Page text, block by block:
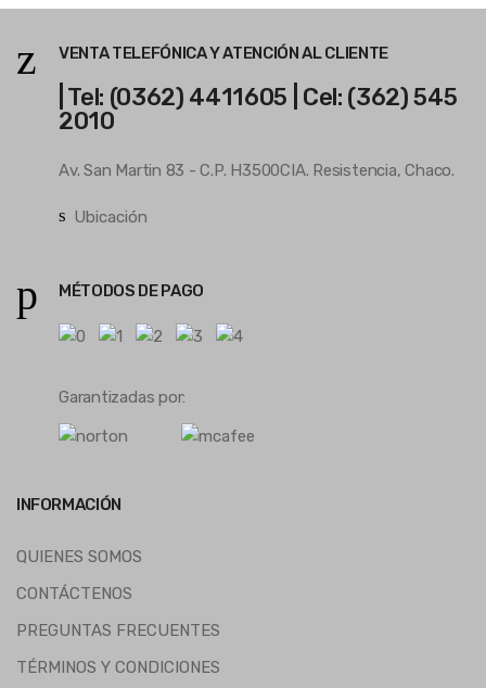
VENTA TELEFÓNICA Y ATENCIÓN AL CLIENTE
| Tel: (0362) 4411605 | Cel: (362) 545
2010
Av. San Martin 83 - C.P. H3500CIA. Resistencia, Chaco.
Ubicación
MÉTODOS DE PAGO
Garantizadas por:
INFORMACIÓN
QUIENES SOMOS
CONTÁCTENOS
PREGUNTAS FRECUENTES
TÉRMINOS Y CONDICIONES